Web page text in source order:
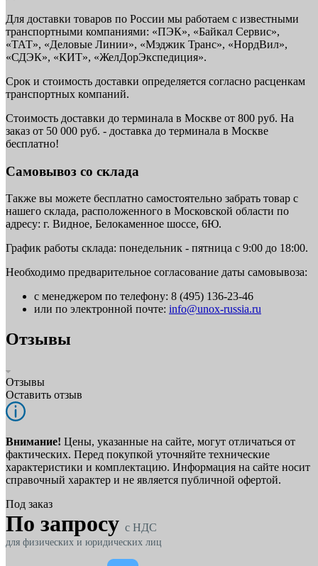
Для доставки товаров по России мы работаем с известными
транспортными компаниями: «ПЭК», «Байкал Сервис»,
«ТАТ», «Деловые Линии», «Мэджик Транс», «НордВил»,
«СДЭК», «КИТ», «ЖелДорЭкспедиция».
Срок и стоимость доставки определяется согласно расценкам
транспортных компаний.
Стоимость доставки до терминала в Москве от 800 руб. На
заказ от 50 000 руб. - доставка до терминала в Москве
бесплатно!
Самовывоз со склада
Также вы можете бесплатно самостоятельно забрать товар с
нашего склада, расположенного в Московской области по
адресу: г. Видное, Белокаменное шоссе, 6Ю.
График работы склада: понедельник - пятница с 9:00 до 18:00.
Необходимо предварительное согласование даты самовывоза:
с менеджером по телефону: 8 (495) 136-23-46
или по электронной почте: info@unox-russia.ru
Отзывы
Отзывы
Оставить отзыв
Внимание! Цены, указанные на сайте, могут отличаться от
фактических. Перед покупкой уточняйте технические
характеристики и комплектацию. Информация на сайте носит
справочный характер и не является публичной офертой.
Под заказ
По запросу c НДС
для физических и юридических лиц